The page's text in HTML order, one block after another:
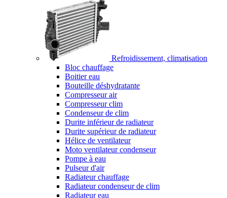
Refroidissement, climatisation
Bloc chauffage
Boitier eau
Bouteille déshydratante
Compresseur air
Compresseur clim
Condenseur de clim
Durite inférieur de radiateur
Durite supérieur de radiateur
Hélice de ventilateur
Moto ventilateur condenseur
Pompe à eau
Pulseur d'air
Radiateur chauffage
Radiateur condenseur de clim
Radiateur eau